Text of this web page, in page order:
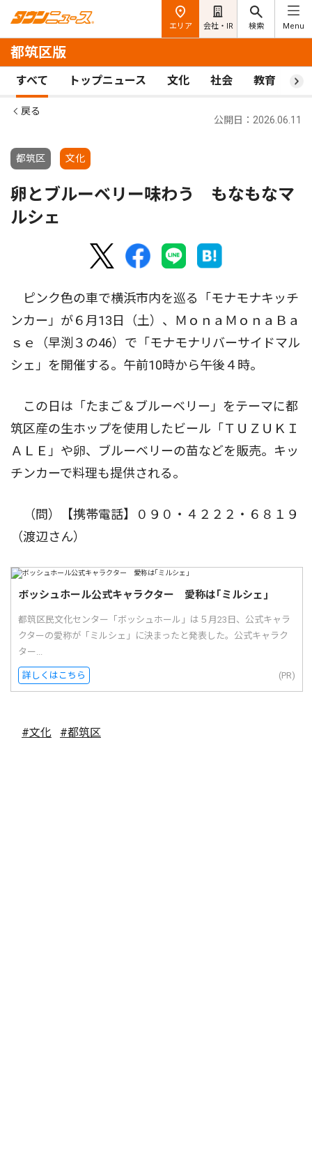
エリア 会社・IR 検索 Menu
都筑区版
すべて トップニュース 文化 社会 教育 ス
戻る
都筑区 文化
公開日：2026.06.11
卵とブルーベリー味わう もなもなマ
ルシェ
ピンク色の車で横浜市内を巡る「モナモナキッチ
ンカー」が６月13日（土）、ＭｏｎａＭｏｎａＢａ
ｓｅ（早渕３の46）で「モナモナリバーサイドマル
シェ」を開催する。午前10時から午後４時。
この日は「たまご＆ブルーベリー」をテーマに都
筑区産の生ホップを使用したビール「ＴＵＺＵＫＩ
ＡＬＥ」や卵、ブルーベリーの苗などを販売。キッ
チンカーで料理も提供される。
（問）【携帯電話】０９０・４２２２・６８１９
（渡辺さん）
ボッシュホール公式キャラクター 愛称は｢ミルシェ｣
都筑区民文化センター「ボッシュホール」は５月23日、公式キャラ
クターの愛称が「ミルシェ」に決まったと発表した。公式キャラク
ター...
詳しくはこちら (PR)
#文化 #都筑区